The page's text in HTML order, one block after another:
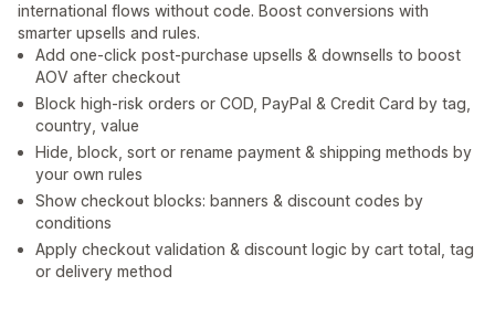
international flows without code. Boost conversions with
smarter upsells and rules.
Add one-click post-purchase upsells & downsells to boost
AOV after checkout
Block high-risk orders or COD, PayPal & Credit Card by tag,
country, value
Hide, block, sort or rename payment & shipping methods by
your own rules
Show checkout blocks: banners & discount codes by
conditions
Apply checkout validation & discount logic by cart total, tag
or delivery method